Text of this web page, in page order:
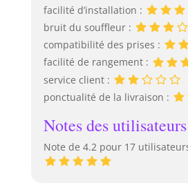
facilité d’installation :
bruit du souffleur :
compatibilité des prises :
facilité de rangement :
service client :
ponctualité de la livraison :
Notes des
Note de 4.2 pour 17